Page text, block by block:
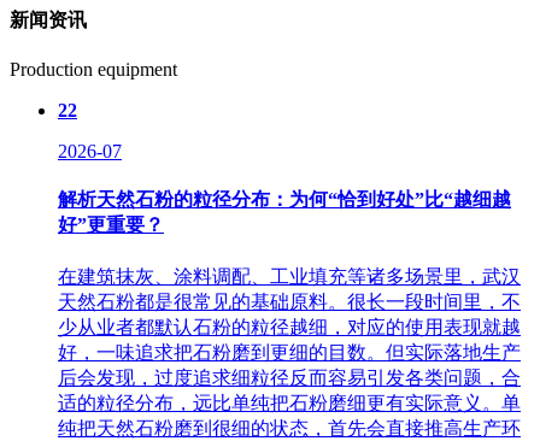
新闻资讯
Production equipment
22
2026-07
解析天然石粉的粒径分布：为何“恰到好处”比“越细越
好”更重要？
在建筑抹灰、涂料调配、工业填充等诸多场景里，武汉
天然石粉都是很常见的基础原料。很长一段时间里，不
少从业者都默认石粉的粒径越细，对应的使用表现就越
好，一味追求把石粉磨到更细的目数。但实际落地生产
后会发现，过度追求细粒径反而容易引发各类问题，合
适的粒径分布，远比单纯把石粉磨细更有实际意义。单
纯把天然石粉磨到很细的状态，首先会直接推高生产环